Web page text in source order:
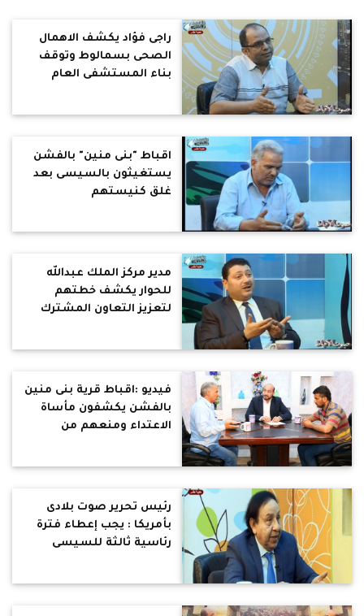
راجى فؤاد يكشف الاهمال
الصحى بسمالوط وتوقف
بناء المستشفى العام
اقباط "بنى منين" بالفشن
يستغيثون بالسيسى بعد
غلق كنيستهم
مدير مركز الملك عبدالله
للحوار يكشف خطتهم
لتعزيز التعاون المشترك
فيديو :اقباط قرية بنى منين
بالفشن يكشفون مأساة
الاعتداء ومنعهم من
رئيس تحرير صوت بلادى
بأمريكا : يجب إعطاء فترة
رئاسية ثالثة للسيسى